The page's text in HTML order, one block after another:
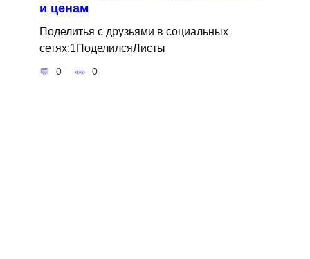
и ценам
Поделитья с друзьями в социальных
сетях:1ПоделилсяЛисты
0 0